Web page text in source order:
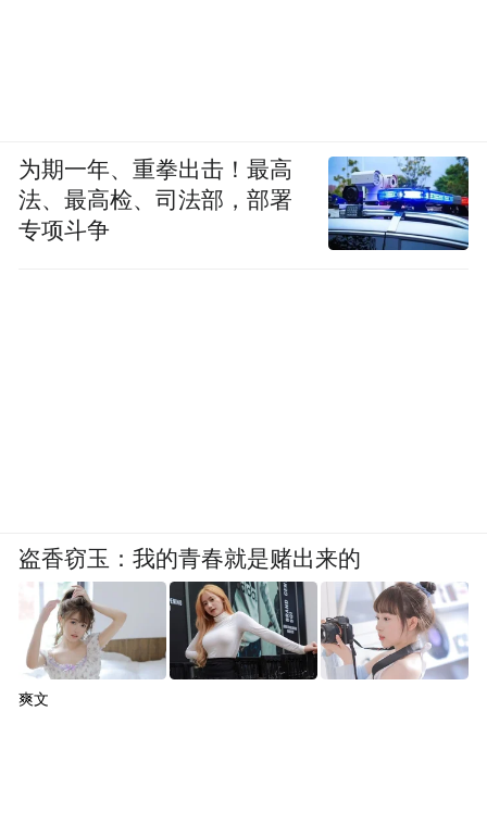
为期一年、重拳出击！最高
法、最高检、司法部，部署
专项斗争
盗香窃玉：我的青春就是赌出来的
爽文